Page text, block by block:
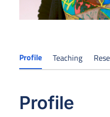
Profile Teaching
Profile